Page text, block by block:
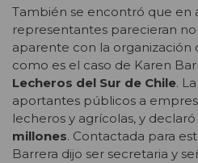
También se encontró que en
representantes parecieran
aparente con la organización
como es el caso de Karen
Lecheros del Sur de Chile.
aportantes públicos a
lecheros y agrícolas, y
millones. Contactada para
Barrera dijo ser secretaria y